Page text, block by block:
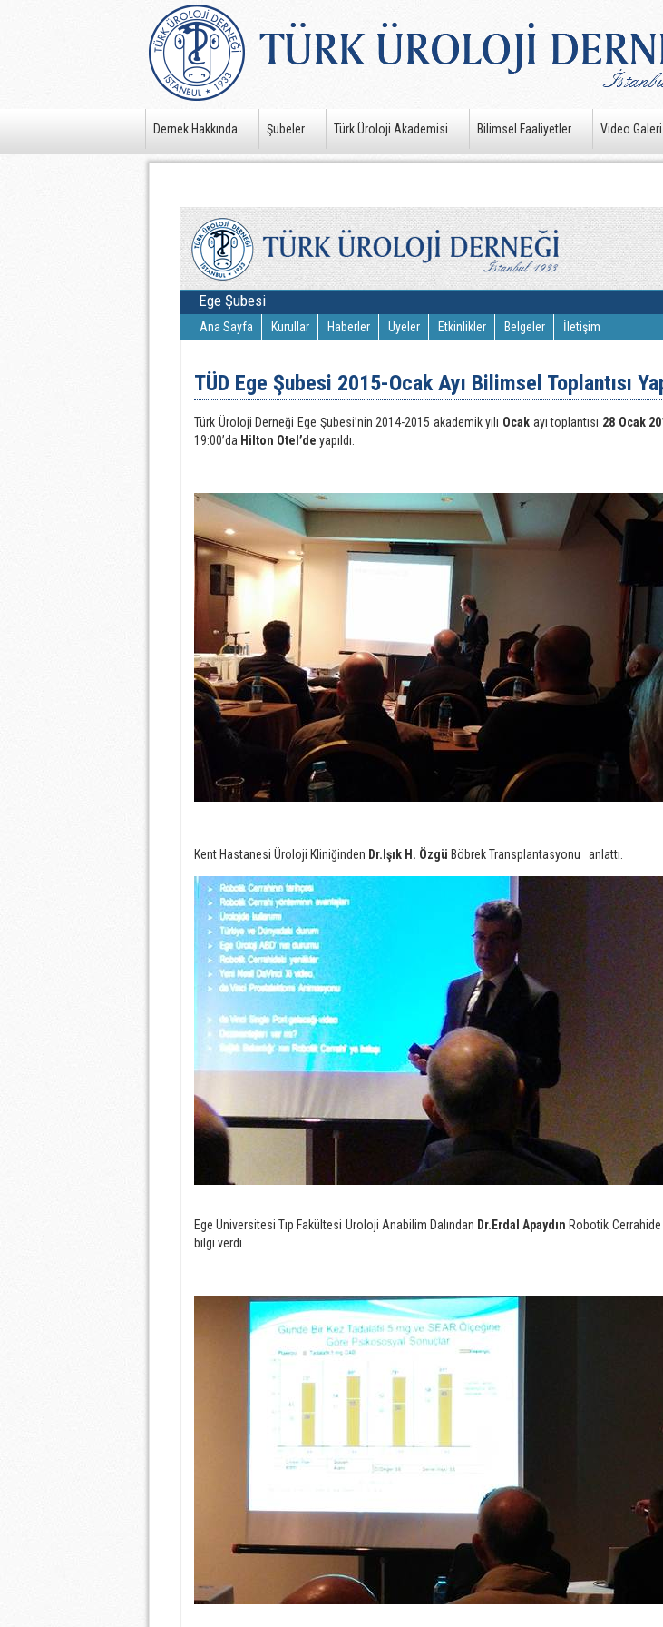
Dernek Hakkında Şubeler Türk Üroloji Akademisi Bilimsel Faaliyetler Video Galeri
Ege Şubesi
Ana Sayfa Kurullar Haberler Üyeler Etkinlikler Belgeler İletişim
TÜD Ege Şubesi 2015-Ocak Ayı Bilimsel Toplantısı
Türk Üroloji Derneği Ege Şubesi’nin 2014-2015 akademik yılı Ocak ayı toplantısı 28 Ocak
19:00’da Hilton Otel’de yapıldı.
Kent Hastanesi Üroloji Kliniğinden Dr.Işık H. Özgü Böbrek Transplantasyonu anlattı.
Ege Üniversitesi Tıp Fakültesi Üroloji Anabilim Dalından Dr.Erdal Apaydın Robotik Cerrahide
bilgi verdi.